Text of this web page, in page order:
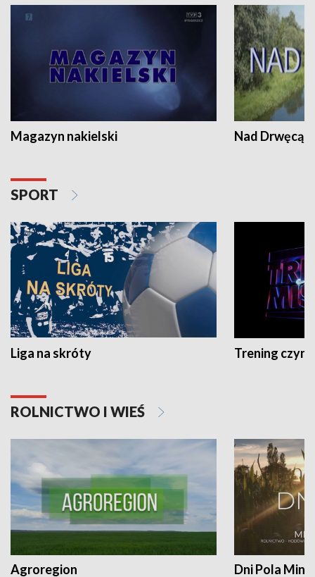
Magazyn nakielski Nad Drwęcą
SPORT
Liga na skróty Trening czyni
ROLNICTWO I WIEŚ
Agroregion Dni Pola